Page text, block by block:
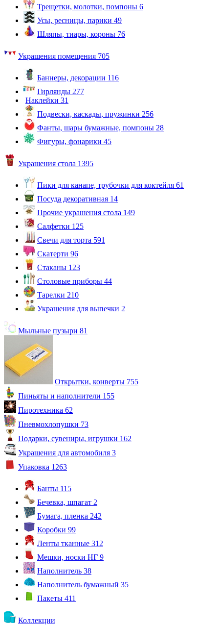
Трещетки, молотки, помпоны 6
Усы, ресницы, парики 49
Шляпы, тиары, короны 76
Украшения помещения 705
Баннеры, декорации 116
Гирлянды 277
Наклейки 31
Подвески, каскады, пружинки 256
Фанты, шары бумажные, помпоны 28
Фигуры, фонарики 45
Украшения стола 1395
Пики для канапе, трубочки для коктейля 61
Посуда декоративная 14
Прочие украшения стола 149
Салфетки 125
Свечи для торта 591
Скатерти 96
Стаканы 123
Столовые приборы 44
Тарелки 210
Украшения для выпечки 2
Мыльные пузыри 81
Открытки, конверты 755
Пиньяты и наполнители 155
Пиротехника 62
Пневмохлопушки 73
Подарки, сувениры, игрушки 162
Украшения для автомобиля 3
Упаковка 1263
Банты 115
Бечевка, шпагат 2
Бумага, пленка 242
Коробки 99
Ленты тканные 312
Мешки, носки НГ 9
Наполнитель 38
Наполнитель бумажный 35
Пакеты 411
Коллекции